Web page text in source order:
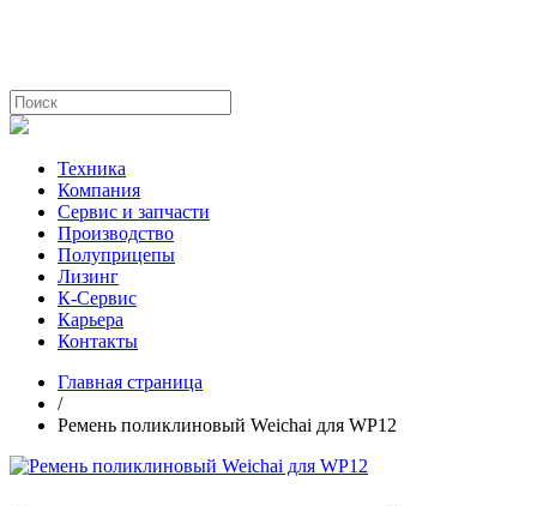
Техника
Компания
Сервис и запчасти
Производство
Полуприцепы
Лизинг
К-Сервис
Карьера
Контакты
Главная страница
/
Ремень поликлиновый Weichai для WP12